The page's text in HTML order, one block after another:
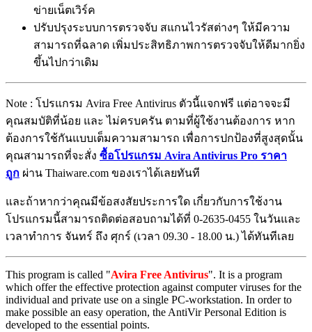
ข่ายเน็ตเวิร์ค
ปรับปรุงระบบการตรวจจับ สแกนไวรัสต่างๆ ให้มีความ
สามารถที่ฉลาด เพิ่มประสิทธิภาพการตรวจจับให้ดีมากยิ่ง
ขึ้นไปกว่าเดิม
Note : โปรแกรม Avira Free Antivirus ตัวนี้แจกฟรี แต่อาจจะมี
คุณสมบัติที่น้อย และ ไม่ครบครัน ตามที่ผู้ใช้งานต้องการ หาก
ต้องการใช้กันแบบเต็มความสามารถ เพื่อการปกป้องที่สูงสุดนั้น
คุณสามารถที่จะสั่ง ซื้อโปรแกรม Avira Antivirus Pro ราคา
ถูก ผ่าน Thaiware.com ของเราได้เลยทันที
และถ้าหากว่าคุณมีข้อสงสัยประการใด เกี่ยวกับการใช้งาน
โปรแกรมนี้สามารถติดต่อสอบถามได้ที่ 0-2635-0455 ในวันและ
เวลาทำการ จันทร์ ถึง ศุกร์ (เวลา 09.30 - 18.00 น.) ได้ทันทีเลย
This program is called "Avira Free Antivirus". It is a program
which offer the effective protection against computer viruses for the
individual and private use on a single PC-workstation. In order to
make possible an easy operation, the AntiVir Personal Edition is
developed to the essential points.